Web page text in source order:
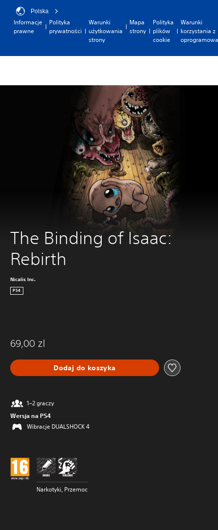
Polska
Informacje
prawne
Polityka
prywatności
Warunki
użytkowania
strony
Mapa
strony
Polityka
plików
cookie
Warunki
korzystania z
The Binding of Isaac:
Rebirth
Nicalis Inc.
PS4
69,00 zl
Dodaj do koszyka
1–2 graczy
Wersja na PS4
Wibracje DUALSHOCK 4
Narkotyki, Przemoc